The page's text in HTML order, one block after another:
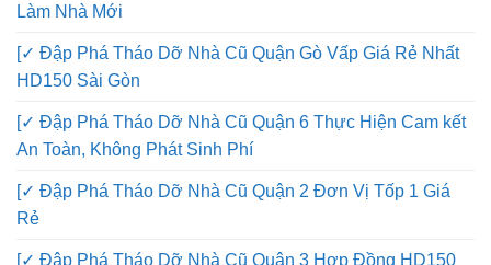
Làm Nhà Mới
[✓ Đập Phá Tháo Dỡ Nhà Cũ Quận Gò Vấp Giá Rẻ Nhất
HD150 Sài Gòn
[✓ Đập Phá Tháo Dỡ Nhà Cũ Quận 6 Thực Hiện Cam kết
An Toàn, Không Phát Sinh Phí
[✓ Đập Phá Tháo Dỡ Nhà Cũ Quận 2 Đơn Vị Tốp 1 Giá
Rẻ
[✓ Đập Phá Tháo Dỡ Nhà Cũ Quận 3 Hợp Đồng HD150